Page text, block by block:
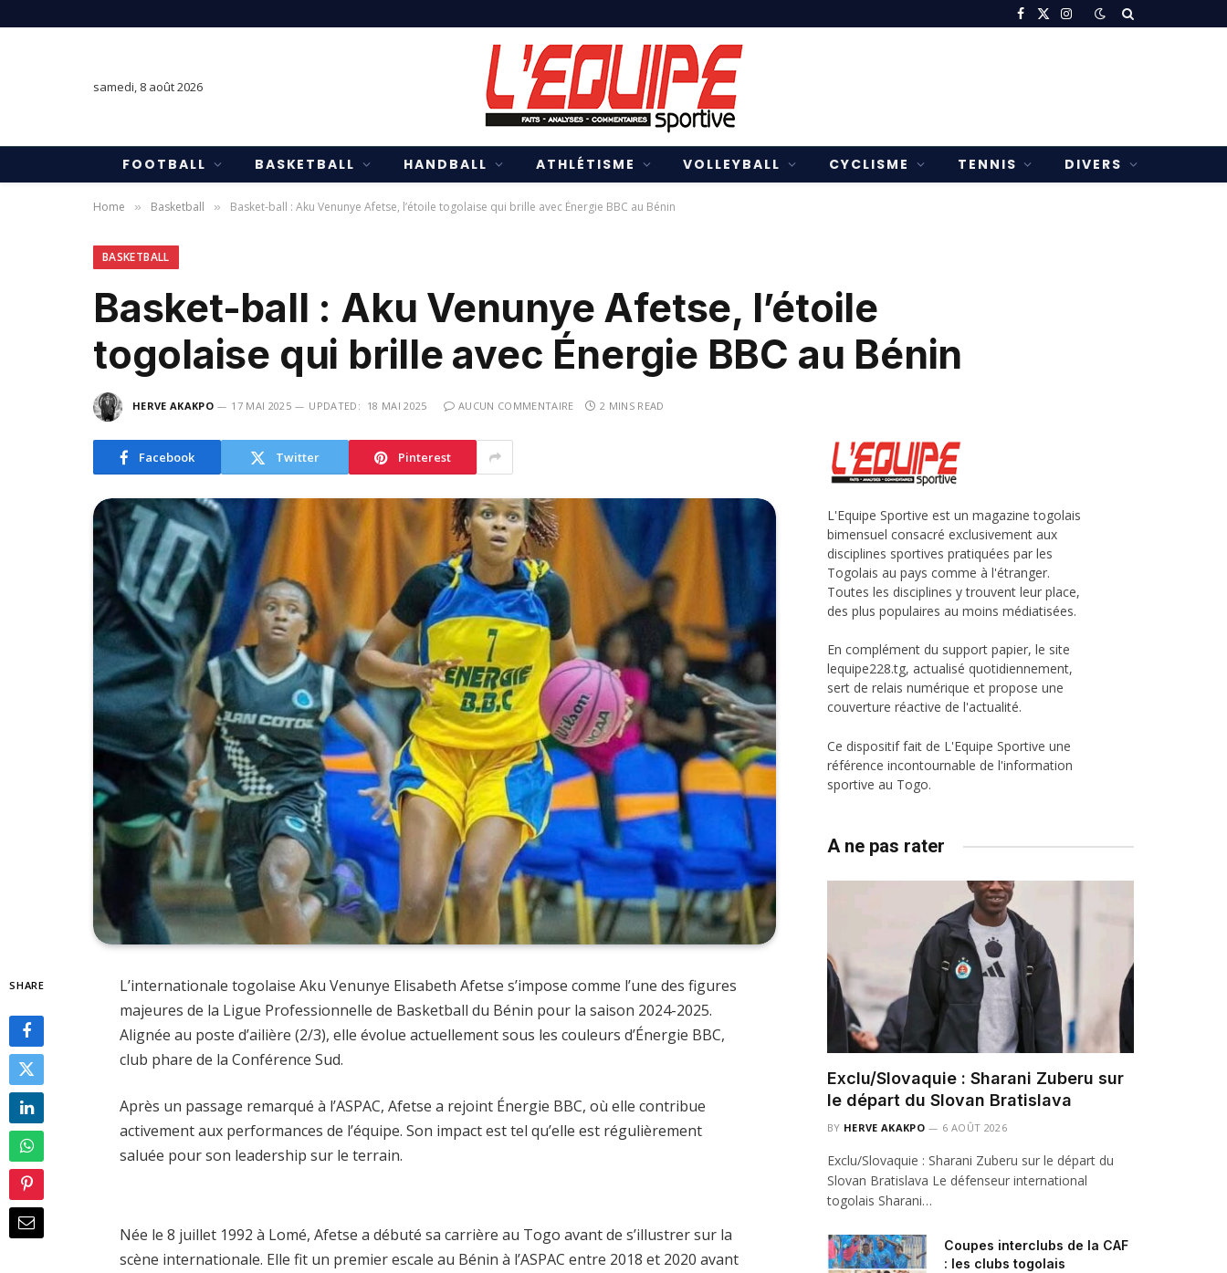
Facebook
X
Instagram
samedi, 8 août 2026
FOOTBALL BASKETBALL HANDBALL ATHLÉTISME VOLLEYBALL CYCLISME TENNIS DIVERS
Home » Basketball » Basket-ball : Aku Venunye Afetse, l’étoile togolaise qui brille avec Énergie BBC au Bénin
BASKETBALL
Basket-ball : Aku Venunye Afetse, l’étoile
togolaise qui brille avec Énergie BBC au Bénin
HERVE AKAKPO 17 MAI 2025 UPDATED: 18 MAI 2025 AUCUN COMMENTAIRE 2 MINS READ
Facebook Twitter Pinterest
SHARE
L’internationale togolaise Aku Venunye Elisabeth Afetse s’impose comme l’une des figures
majeures de la Ligue Professionnelle de Basketball du Bénin pour la saison 2024-2025.
Alignée au poste d’ailière (2/3), elle évolue actuellement sous les couleurs d’Énergie BBC,
club phare de la Conférence Sud.
Après un passage remarqué à l’ASPAC, Afetse a rejoint Énergie BBC, où elle contribue
activement aux performances de l’équipe. Son impact est tel qu’elle est régulièrement
saluée pour son leadership sur le terrain.
Née le 8 juillet 1992 à Lomé, Afetse a débuté sa carrière au Togo avant de s’illustrer sur la
scène internationale. Elle fit un premier escale au Bénin à l’ASPAC entre 2018 et 2020 avant
L'Equipe Sportive est un magazine togolais
bimensuel consacré exclusivement aux
disciplines sportives pratiquées par les
Togolais au pays comme à l'étranger.
Toutes les disciplines y trouvent leur place,
des plus populaires au moins médiatisées.
En complément du support papier, le site
lequipe228.tg, actualisé quotidiennement,
sert de relais numérique et propose une
couverture réactive de l'actualité.
Ce dispositif fait de L'Equipe Sportive une
référence incontournable de l'information
sportive au Togo.
A ne pas rater
Exclu/Slovaquie : Sharani Zuberu sur
le départ du Slovan Bratislava
BY HERVE AKAKPO 6 AOÛT 2026
Exclu/Slovaquie : Sharani Zuberu sur le départ du
Slovan Bratislava Le défenseur international
togolais Sharani…
Coupes interclubs de la CAF
: les clubs togolais